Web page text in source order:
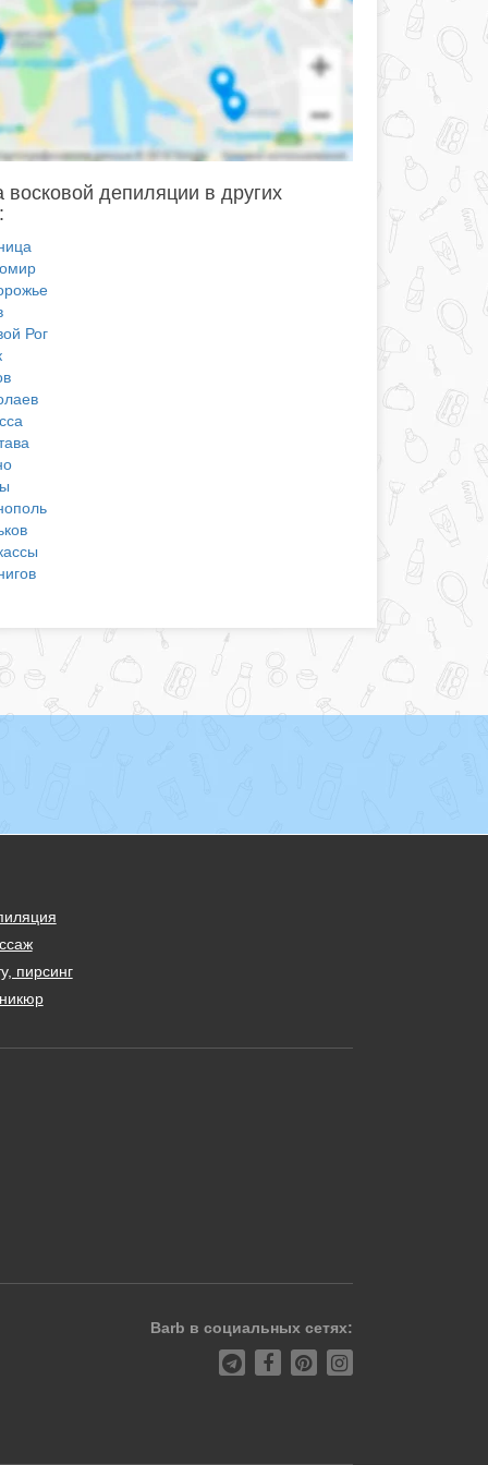
восковой депиляции в других
Рог
пирсинг
Barb в социальных сетях: